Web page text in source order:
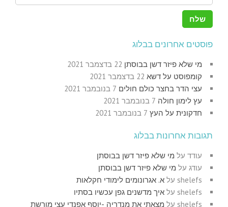
פוסטים אחרונים בבלוג
מי שלא פיזר דשן בבוסתן 22 בדצמבר 2021
קומפוסט על דשא 22 בדצמבר 2021
עצי הדר בחצר כולם חולים 7 בנובמבר 2021
עץ לימון חולה 7 בנובמבר 2021
חדקונית על העץ 7 בנובמבר 2021
תגובות אחרונות בבלוג
עודד על מי שלא פיזר דשן בבוסתן
עודג על מי שלא פיזר דשן בבוסתן
shelefs על א. אגרונומים לימודי חקלאות
shelefs על איך מדשנים גפן עכשיו בסתיו
shelefs על מצאתי את מנדריה -יוסף אפנדי עצי מורשת